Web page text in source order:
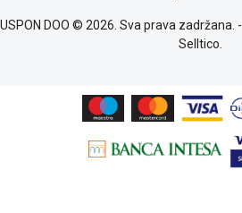
USPON DOO © 2026. Sva prava zadržana. -
Selltico.